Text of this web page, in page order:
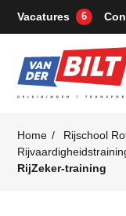
Vacatures 6
Home
Rijschool
RijZeker-training